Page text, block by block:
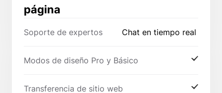
página
Soporte de expertos Chat en tiempo real
Modos de diseño Pro y Básico
Transferencia de sitio web